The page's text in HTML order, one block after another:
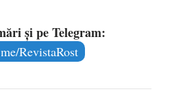
și pe Telegram:
RevistaRost